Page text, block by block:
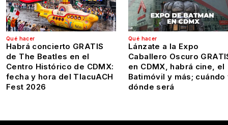
Qué hacer
Habrá concierto GRATIS
de The Beatles en el
Centro Histórico de CDMX:
fecha y hora del TlacuACH
Fest 2026
Qué hacer
Lánzate a la Expo
Caballero Oscuro
en CDMX, habrá cine, el
Batimóvil y más; cuándo
dónde será